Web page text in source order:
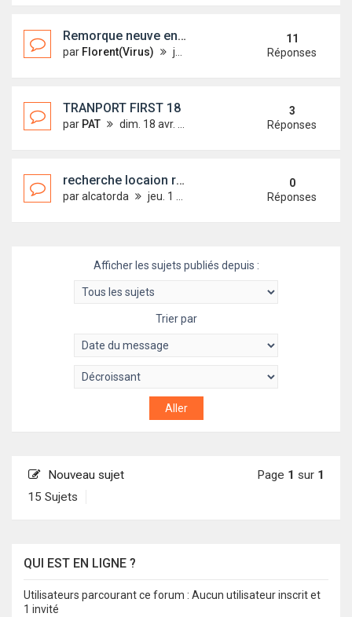
Remorque neuve en commande groupée ?... sondage
par Florent(Virus) jeu. 10 déc. 2009 20:34
11
Réponses
TRANPORT FIRST 18
par PAT dim. 18 avr. 2010 01:27
3
Réponses
recherche locaion remorque région le havre
paralcatorda jeu. 1 oct. 2009 20:31
0
Réponses
Afficher les sujets publiés depuis :
Trier par
Nouveau sujet
15 Sujets
Page 1 sur 1
QUI EST EN LIGNE ?
Utilisateurs parcourant ce forum : Aucun utilisateur inscrit et
1 invité